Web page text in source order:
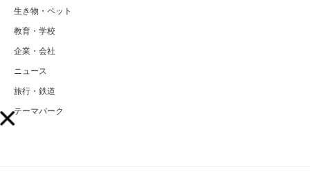
生き物・ペット
教育・学校
企業・会社
ニュース
旅行・鉄道
テーマパーク